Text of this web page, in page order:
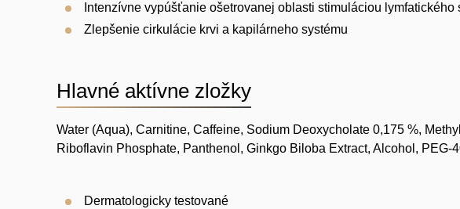
Intenzívne vypúšťanie ošetrovanej oblasti stimuláciou lymfatického
Zlepšenie cirkulácie krvi a kapilárneho systému
Hlavné aktívne zložky
Water (Aqua), Carnitine, Caffeine, Sodium Deoxycholate 0,175 %,
Riboflavin Phosphate, Panthenol, Ginkgo Biloba Extract, Alcohol,
Dermatologicky testované